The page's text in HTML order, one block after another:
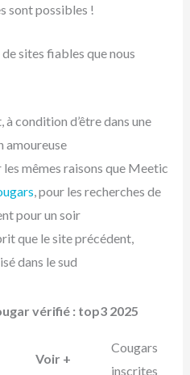
sont possibles !
sites fiables que nous
condition d’être dans une
amoureuse
mêmes raisons que Meetic
, pour les recherches de
pour un soir
que le site précédent,
dans le sud
vérifié : top3 2025
Voir +
Cougars
inscrites